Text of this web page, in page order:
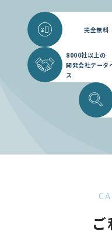
完全無料
8000社以上の
開発会社データ
ス